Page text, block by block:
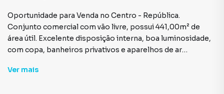
Oportunidade para Venda no Centro - República.
Conjunto comercial com vão livre, possui 441,00m² de
área útil. Excelente disposição interna, boa luminosidade,
com copa, banheiros privativos e aparelhos de ar
Prédio com excelente infraestrutura e controle de acesso.
Ver mais